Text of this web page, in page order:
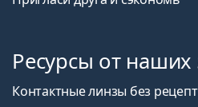
Ресурсы от наших
Контактные линзы без